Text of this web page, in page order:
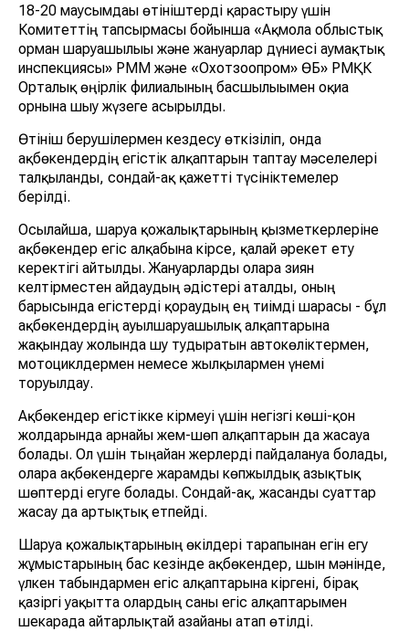
18-20 маусымдағы өтініштерді қарастыру үшін
Комитеттің тапсырмасы бойынша «Ақмола облыстық
орман шаруашылығы және жануарлар дүниесі аумақтық
инспекциясы» РММ және «Охотзоопром» ӨБ» РМҚК
Орталық өңірлік филиалының басшылығымен оқиға
орнына шығу жүзеге асырылды.
Өтініш берушілермен кездесу өткізіліп, онда
ақбөкендердің егістік алқаптарын таптау мәселелері
талқыланды, сондай-ақ қажетті түсініктемелер
берілді.
Осылайша, шаруа қожалықтарының қызметкерлеріне
ақбөкендер егіс алқабына кірсе, қалай әрекет ету
керектігі айтылды. Жануарларды оларға зиян
келтірместен айдаудың әдістері аталды, оның
барысында егістерді қорғаудың ең тиімді шарасы - бұл
ақбөкендердің ауылшаруашылық алқаптарына
жақындау жолында шу тудыратын автокөліктермен,
мотоциклдермен немесе жылқылармен үнемі
торуылдау.
Ақбөкендер егістікке кірмеуі үшін негізгі көші-қон
жолдарында арнайы жем-шөп алқаптарын да жасауға
болады. Ол үшін тыңайған жерлерді пайдалануға болады,
оларға ақбөкендерге жарамды көпжылдық азықтық
шөптерді егуге болады. Сондай-ақ, жасанды суаттар
жасау да артықтық етпейді.
Шаруа қожалықтарының өкілдері тарапынан егін егу
жұмыстарының бас кезінде ақбөкендер, шын мәнінде,
үлкен табындармен егіс алқаптарына кіргені, бірақ
қазіргі уақытта олардың саны егіс алқаптарымен
шекарада айтарлықтай азайғаны атап өтілді.